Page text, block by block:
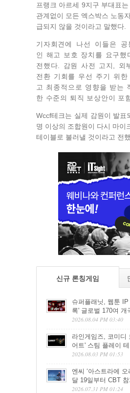
프랭크 아르세 9지구 부대표
관계없이 모든 엑스박스 노동
급되지 않을 것이라고 말했다.
기자회견에 나선 이들은 공
인 해고 보호 장치를 요구했
전했다. 감원 사전 고지, 외
전환 기회를 우선 주기 위
고 최종적으로 영향을 받는
한 수준의 퇴직 보상안이 포
Wccf테크는 실제 감원이 발표
명 이상의 조합원이 다시 마이
테이블로 불러낼 것이라고 전
신규 론칭게임
슈퍼플래닛, 웹툰
록' 글로벌 170여 개
2026.08.04 PM 03:40
라인게임즈, 코미디
어트' 스팀 플레이
2026.08.03 PM 01:53
엔씨 ‘아스트라에 오
달 19일부터 CBT
2026.07.31 PM 01:24